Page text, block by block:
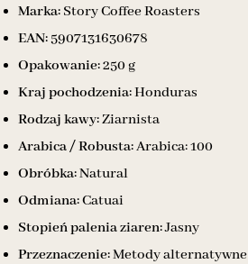
Marka: Story Coffee Roasters
EAN:5907131630678
Opakowanie:250 g
Kraj pochodzenia:Honduras
Rodzaj kawy:Ziarnista
Arabica / Robusta:Arabica: 100
Obróbka:Natural
Odmiana:Catuai
Stopień palenia ziaren:Jasny
Przeznaczenie:Metody alternatywne